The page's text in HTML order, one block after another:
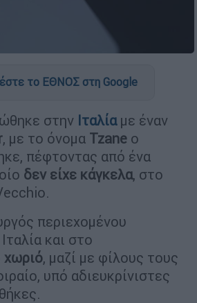
το ΕΘΝΟΣ στη Google
στην Ιταλία με έναν
, με το όνομα Tzane ο
πέφτοντας από ένα
δεν είχε κάγκελα, στο
περιεχομένου
και στο
χωριό, μαζί με φίλους τους
υπό αδιευκρίνιστες